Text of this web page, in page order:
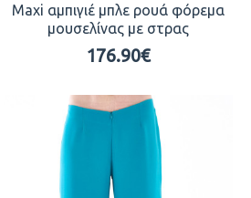
Maxi αμπιγιέ μπλε ρουά φόρεμα
μουσελίνας με στρας
176.90€